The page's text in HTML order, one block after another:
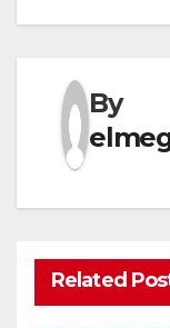
By
Related